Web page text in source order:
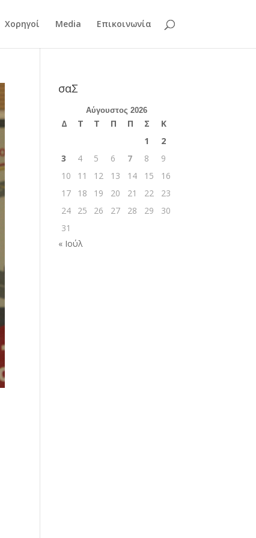
Χορηγοί Media Επικοινωνία
σαΣ
Αύγουστος 2026
Δ Τ Τ Π Π Σ
Κ
1
2
3
4 5 6 7 8
9
10
11 12 13 14 15
16
17
18 19 20 21 22
23
24
25 26 27 28 29
30
31
« Ιούλ